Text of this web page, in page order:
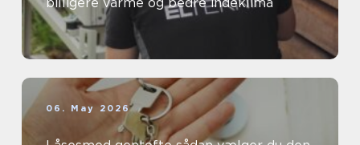
06. May 2026